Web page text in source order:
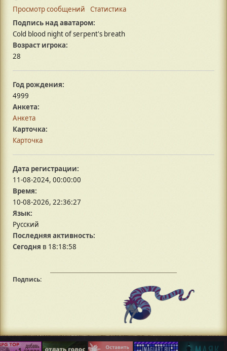
Просмотр сообщений
Статистика
Подпись над аватаром:
Cold blood night of serpent's breath
Возраст игрока:
28
Год рождения:
4999
Анкета:
Анкета
Карточка:
Карточка
Дата регистрации:
11-08-2024, 00:00:00
Время:
10-08-2026, 22:36:27
Язык:
Русский
Последняя активность:
Сегодня в 18:18:58
Подпись: